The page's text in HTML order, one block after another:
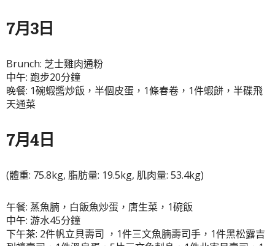
7月3日
Brunch: 芝士雞肉通粉
中午: 跑步20分鐘
晚餐: 1碗蝦醬炒飯，半個皮蛋，1條春卷，1件蝦餅，半碟飛
天通菜
7月4日
(體重: 75.8kg, 脂肪量: 19.5kg, 肌肉量: 53.4kg)
午餐: 蒸魚腩，白飯魚炒蛋，唐生菜，1碗飯
中午: 游水45分鐘
下午茶: 2件帆立貝壽司 ，1件三文魚腩壽司手，1件黑松露吉